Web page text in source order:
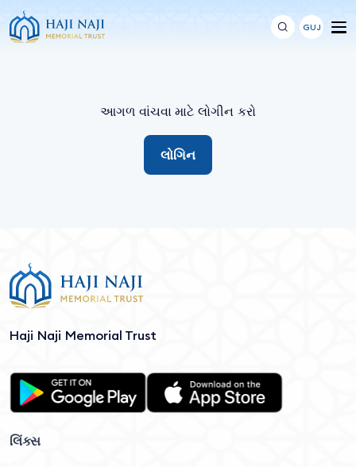
GUJ
આગળ વાંચવા માટે લોગીન કરો
લોગિન
Haji Naji Memorial Trust
લિંક્સ